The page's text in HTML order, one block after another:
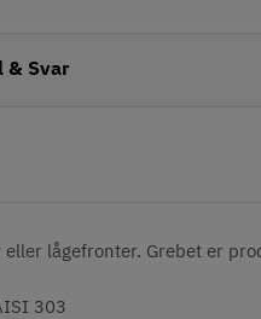
lågefronter. Grebet er
303
& Svar